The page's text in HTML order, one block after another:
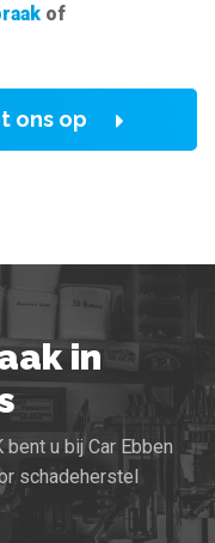
of
ons op
in
u bij Car Ebben
schadeherstel